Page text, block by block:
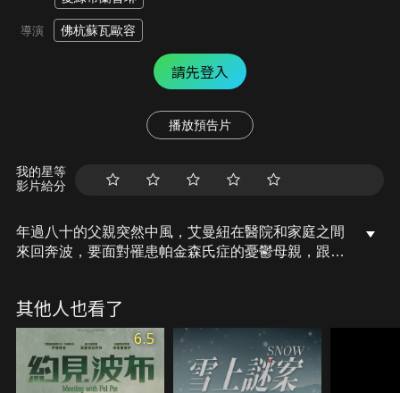
導演 佛杭蘇瓦歐容
請先登入
播放預告片
我的星等
影片給分
年過八十的父親突然中風，艾曼紐在醫院和家庭之間
來回奔波，要面對罹患帕金森氏症的憂鬱母親，跟父
父親竟向她提出請求：「請幫我了結這一切吧！」讓
她百感交集，陷入兩難。面對垂垂老矣、生活已無法
自理的父親，她該幫助他完成殺死自己的心願嗎？
其他人也看了
6.5